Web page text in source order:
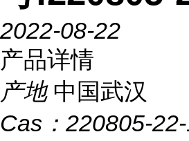
2022-08-22
产品详情
产地 中国武汉
Cas： 220805-